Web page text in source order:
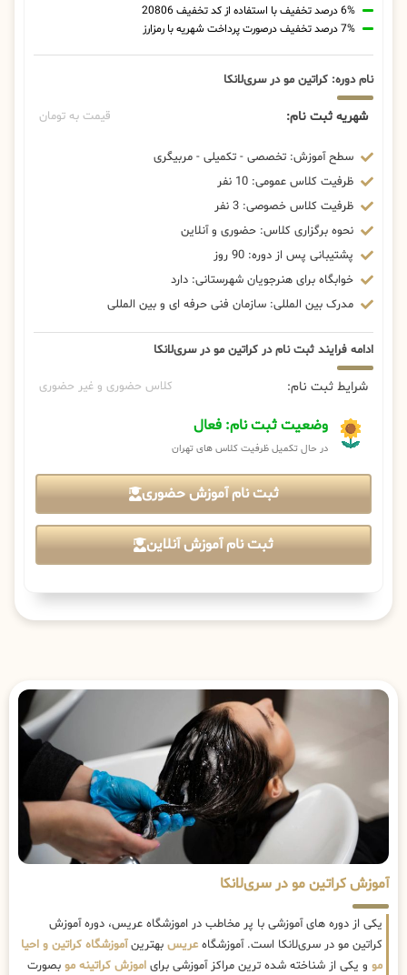
6% درصد تخفیف با استفاده از کد تخفیف 20806
7% درصد تخفیف درصورت پرداخت شهریه با رمزارز
نام دوره: کراتین مو در سری‌لانکا
شهریه ثبت نام: قیمت به تومان
سطح آموزش: تخصصی - تکمیلی - مربیگری
ظرفیت کلاس عمومی: 10 نفر
ظرفیت کلاس خصوصی: 3 نفر
نحوه برگزاری کلاس: حضوری و آنلاین
پشتیبانی پس از دوره: 90 روز
خوابگاه برای هنرجویان شهرستانی: دارد
مدرک بین المللی: سازمان فنی حرفه ای و بین المللی
ادامه فرایند ثبت نام در کراتین مو در سری‌لانکا
شرایط ثبت نام: کلاس حضوری و غیر حضوری
وضعیت ثبت نام: فعال
در حال تکمیل ظرفیت کلاس های تهران
ثبت نام آموزش حضوری
ثبت نام آموزش آنلاین
آموزش کراتین مو در سری‌لانکا
یکی از دوره های آموزشی با پر مخاطب در اموزشگاه عریس، دوره آموزش
کراتین مو در سری‌لانکا است. آموزشگاه عریس بهترینآموزشگاه کراتین و احیا
مو و یکی از شناخته شده ترین مراکز آموزشی برای اموزش کراتینه مو بصورت